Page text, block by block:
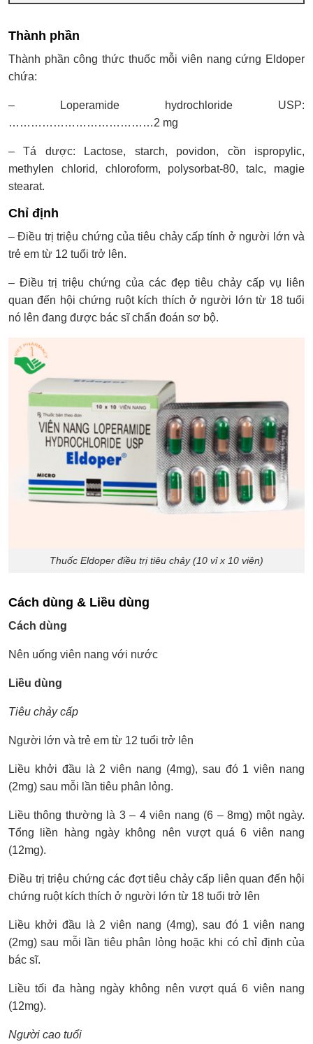
Thành phần
Thành phần công thức thuốc mỗi viên nang cứng Eldoper
chứa:
– Loperamide hydrochloride USP:
…………………………………2 mg
– Tá dược: Lactose, starch, povidon, cồn ispropylic,
methylen chlorid, chloroform, polysorbat-80, talc, magie
stearat.
Chỉ định
– Điều trị triệu chứng của tiêu chảy cấp tính ở người lớn và
trẻ em từ 12 tuổi trở lên.
– Điều trị triệu chứng của các đẹp tiêu chảy cấp vụ liên
quan đến hội chứng ruột kích thích ở người lớn từ 18 tuổi
nó lên đang được bác sĩ chẩn đoán sơ bộ.
Thuốc Eldoper điều trị tiêu chảy (10 vỉ x 10 viên)
Cách dùng & Liều dùng
Cách dùng
Nên uống viên nang với nước
Liều dùng
Tiêu chảy cấp
Người lớn và trẻ em từ 12 tuổi trở lên
Liều khởi đầu là 2 viên nang (4mg), sau đó 1 viên nang
(2mg) sau mỗi lần tiêu phân lỏng.
Liều thông thường là 3 – 4 viên nang (6 – 8mg) một ngày.
Tổng liền hàng ngày không nên vượt quá 6 viên nang
(12mg).
Điều trị triệu chứng các đợt tiêu chảy cấp liên quan đến hội
chứng ruột kích thích ở người lớn từ 18 tuổi trở lên
Liều khởi đầu là 2 viên nang (4mg), sau đó 1 viên nang
(2mg) sau mỗi lần tiêu phân lỏng hoặc khi có chỉ định của
bác sĩ.
Liều tối đa hàng ngày không nên vượt quá 6 viên nang
(12mg).
Người cao tuổi